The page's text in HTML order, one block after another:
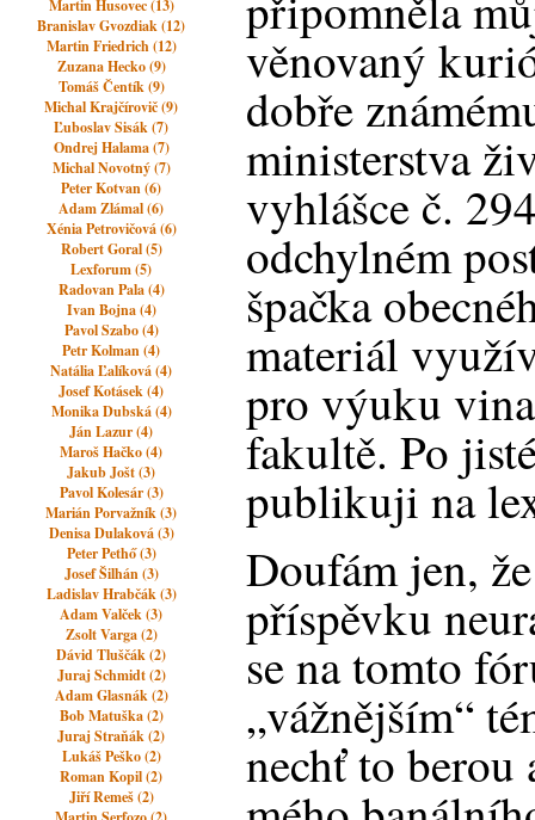
Martin Husovec (13)
Branislav Gvozdiak (12)
Martin Friedrich (12)
Zuzana Hecko (9)
Tomáš Čentík (9)
Michal Krajčírovič (9)
Ľuboslav Sisák (7)
Ondrej Halama (7)
Michal Novotný (7)
Peter Kotvan (6)
Adam Zlámal (6)
Xénia Petrovičová (6)
Robert Goral (5)
Lexforum (5)
Radovan Pala (4)
Ivan Bojna (4)
Pavol Szabo (4)
Petr Kolman (4)
Natália Ľalíková (4)
Josef Kotásek (4)
Monika Dubská (4)
Ján Lazur (4)
Maroš Hačko (4)
Jakub Jošt (3)
Pavol Kolesár (3)
Marián Porvažník (3)
Denisa Dulaková (3)
Peter Pethő (3)
Josef Šilhán (3)
Ladislav Hrabčák (3)
Adam Valček (3)
Zsolt Varga (2)
Dávid Tluščák (2)
Juraj Schmidt (2)
Adam Glasnák (2)
Bob Matuška (2)
Juraj Straňák (2)
Lukáš Peško (2)
Roman Kopil (2)
Jiří Remeš (2)
věnovaný
dobře
ministerstva
vyhlášce č.
odchylném
špačka
materiál
pro výuku
fakultě. Po
publikuji na
Doufám jen,
příspěvku
se na tomto
„vážnějším“
nechť to berou